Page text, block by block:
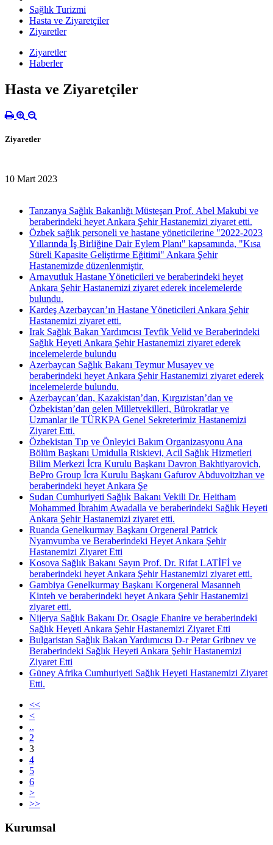
Sağlık Turizmi
Hasta ve Ziyaretçiler
Ziyaretler
Ziyaretler
Haberler
Hasta ve Ziyaretçiler
Ziyaretler
10 Mart 2023
Tanzanya Sağlık Bakanlığı Müsteşarı Prof. Abel Makubi ve
beraberindeki heyet Ankara Şehir Hastanemizi ziyaret etti.
Özbek sağlık personeli ve hastane yöneticilerine "2022-2023
Yıllarında İş Birliğine Dair Eylem Planı" kapsamında, "Kısa
Süreli Kapasite Geliştirme Eğitimi" Ankara Şehir
Hastanemizde düzenlenmiştir.
Arnavutluk Hastane Yöneticileri ve beraberindeki heyet
Ankara Şehir Hastanemizi ziyaret ederek incelemelerde
bulundu.
Kardeş Azerbaycan’ın Hastane Yöneticileri Ankara Şehir
Hastanemizi ziyaret etti.
Irak Sağlık Bakan Yardımcısı Tevfik Velid ve Beraberindeki
Sağlık Heyeti Ankara Şehir Hastanemizi ziyaret ederek
incelemelerde bulundu
Azerbaycan Sağlık Bakanı Teymur Musayev ve
beraberindeki heyet Ankara Şehir Hastanemizi ziyaret ederek
incelemelerde bulundu.
Azerbaycan’dan, Kazakistan’dan, Kırgızistan’dan ve
Özbekistan’dan gelen Milletvekilleri, Bürokratlar ve
Uzmanlar ile TÜRKPA Genel Sekreterimiz Hastanemizi
Ziyaret Etti.
Özbekistan Tıp ve Önleyici Bakım Organizasyonu Ana
Bölüm Başkanı Umidulla Riskievi, Acil Sağlık Hizmetleri
Bilim Merkezi İcra Kurulu Başkanı Davron Bakhtiyarovich,
BePro Group İcra Kurulu Başkanı Gafurov Abduvoitzhan ve
beraberindeki heyet Ankara Şe
Sudan Cumhuriyeti Sağlık Bakanı Vekili Dr. Heitham
Mohammed İbrahim Awadalla ve beraberindeki Sağlık Heyeti
Ankara Şehir Hastanemizi ziyaret etti.
Ruanda Genelkurmay Başkanı Orgeneral Patrick
Nyamvumba ve Beraberindeki Heyet Ankara Şehir
Hastanemizi Ziyaret Etti
Kosova Sağlık Bakanı Sayın Prof. Dr. Rifat LATİFİ ve
beraberindeki heyet Ankara Şehir Hastanemizi ziyaret etti.
Gambiya Genelkurmay Başkanı Korgeneral Masanneh
Kinteh ve beraberindeki heyet Ankara Şehir Hastanemizi
ziyaret etti.
Nijerya Sağlık Bakanı Dr. Osagie Ehanire ve beraberindeki
Sağlık Heyeti Ankara Şehir Hastanemizi Ziyaret Etti
Bulgaristan Sağlık Bakan Yardımıcısı D-r Petаr Gribnev ve
Beraberindeki Sağlık Heyeti Ankara Şehir Hastanemizi
Ziyaret Etti
Güney Afrika Cumhuriyeti Sağlık Heyeti Hastanemizi Ziyaret
Etti.
<<
<
..
2
3
4
5
6
>
>>
Kurumsal